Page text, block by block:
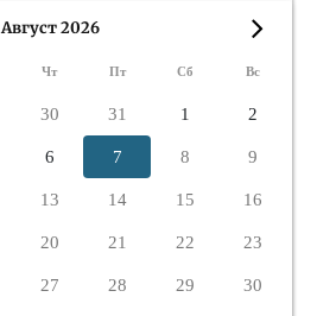
Август 2026
Чт Пт Сб Вс
30 31 1 2
6 7 8 9
13 14 15 16
20 21 22 23
27 28 29 30